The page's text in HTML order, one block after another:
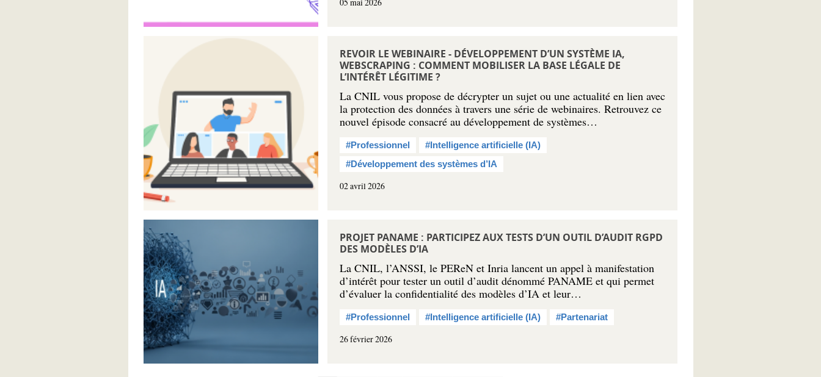
REVOIR LE WEBINAIRE - DÉVELOPPEMENT D’UN SYSTÈME IA,
WEBSCRAPING : COMMENT MOBILISER LA BASE LÉGALE DE
L’INTÉRÊT LÉGITIME ?
La CNIL vous propose de décrypter un sujet ou une actualité en lien avec
la protection des données à travers une série de webinaires. Retrouvez ce
nouvel épisode consacré au développement de systèmes…
#Professionnel
#Intelligence artificielle (IA)
#Développement des systèmes d’IA
02 avril 2026
PROJET PANAME : PARTICIPEZ AUX TESTS D’UN OUTIL D’AUDIT RGPD
DES MODÈLES D’IA
La CNIL, l’ANSSI, le PEReN et Inria lancent un appel à manifestation
d’intérêt pour tester un outil d’audit dénommé PANAME et qui permet
d’évaluer la confidentialité des modèles d’IA et leur…
#Professionnel #Intelligence artificielle (IA) #Partenariat
26 février 2026